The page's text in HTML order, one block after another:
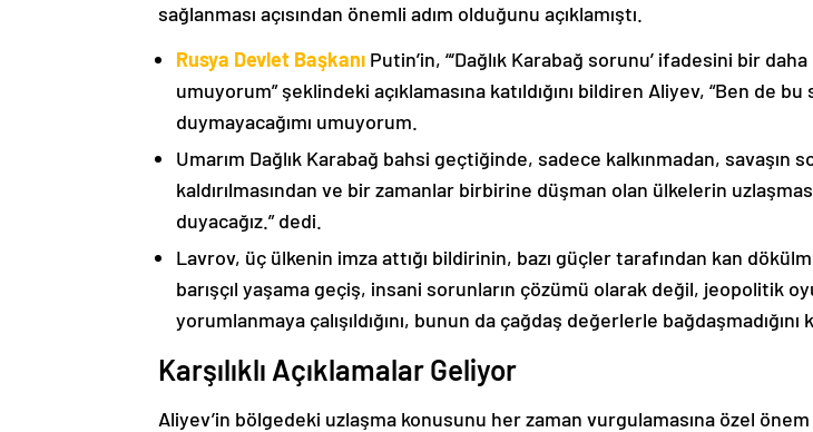
sağlanması açısından önemli adım olduğunu açıklamıştı.
Rusya Devlet Başkanı Putin’in, “‘Dağlık Karabağ sorunu’ ifadesini bir
umuyorum” şeklindeki açıklamasına katıldığını bildiren Aliyev, “Ben de bu
duymayacağımı umuyorum.
Umarım Dağlık Karabağ bahsi geçtiğinde, sadece kalkınmadan, savaşın
kaldırılmasından ve bir zamanlar birbirine düşman olan ülkelerin
duyacağız.” dedi.
Lavrov, üç ülkenin imza attığı bildirinin, bazı güçler tarafından kan
barışçıl yaşama geçiş, insani sorunların çözümü olarak değil, jeopolitik
yorumlanmaya çalışıldığını, bunun da çağdaş değerlerle bağdaşmadığını
Karşılıklı Açıklamalar Geliyor
Aliyev’in bölgedeki uzlaşma konusunu her zaman vurgulamasına özel